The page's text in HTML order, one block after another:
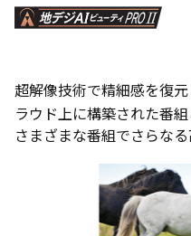
超解像技術で精細感を復
ラウド上に構築された番
さまざまな番組でさらな